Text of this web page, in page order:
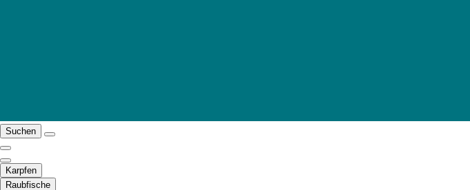
Suchen
Karpfen
Raubfische